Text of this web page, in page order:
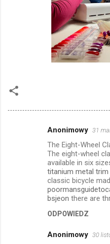
Anonimowy 31
The Eight-Wheel
The eight-wheel
available in six
titanium metal trim
classic bicycle
bsjeon there are
ODPOWIEDZ
Anonimowy 30